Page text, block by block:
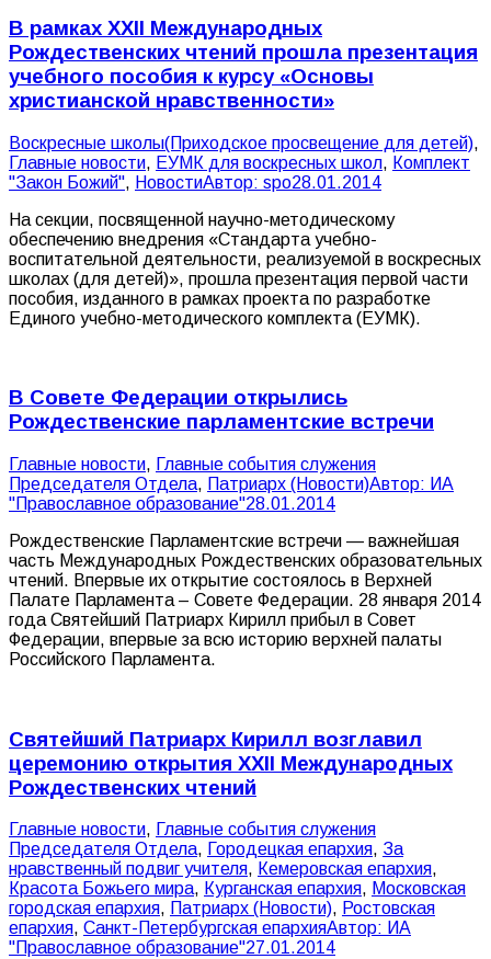
В рамках XXII Международных
Рождественских чтений прошла презентация
учебного пособия к курсу «Основы
христианской нравственности»
Воскресные школы(Приходское просвещение для детей),
Главные новости, ЕУМК для воскресных школ, Комплект
"Закон Божий", НовостиАвтор: spo28.01.2014
На секции, посвященной научно-методическому
обеспечению внедрения «Стандарта учебно-
воспитательной деятельности, реализуемой в воскресных
школах (для детей)», прошла презентация первой части
пособия, изданного в рамках проекта по разработке
Единого учебно-методического комплекта (ЕУМК).
В Совете Федерации открылись
Рождественские парламентские встречи
Главные новости, Главные события служения
Председателя Отдела, Патриарх (Новости)Автор: ИА
"Православное образование"28.01.2014
Рождественские Парламентские встречи — важнейшая
часть Международных Рождественских образовательных
чтений. Впервые их открытие состоялось в Верхней
Палате Парламента – Совете Федерации. 28 января 2014
года Святейший Патриарх Кирилл прибыл в Совет
Федерации, впервые за всю историю верхней палаты
Российского Парламента.
Святейший Патриарх Кирилл возглавил
церемонию открытия XXII Международных
Рождественских чтений
Главные новости, Главные события служения
Председателя Отдела, Городецкая епархия, За
нравственный подвиг учителя, Кемеровская епархия,
Красота Божьего мира, Курганская епархия, Московская
городская епархия, Патриарх (Новости), Ростовская
епархия, Санкт-Петербургская епархияАвтор: ИА
"Православное образование"27.01.2014